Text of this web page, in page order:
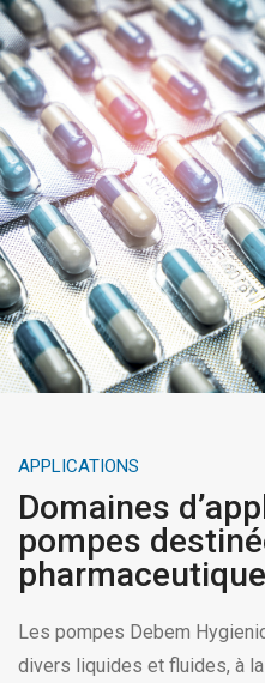
APPLICATIONS
Domaines
pompes
pharmaceutique
Les pompes Debem
divers liquides et fluides, à